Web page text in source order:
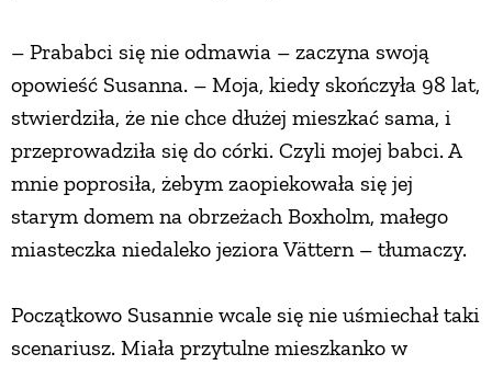
– Prababci się nie odmawia – zaczyna swoją
opowieść Susanna. – Moja, kiedy skończyła 98 lat,
stwierdziła, że nie chce dłużej mieszkać sama, i
przeprowadziła się do córki. Czyli mojej babci. A
mnie poprosiła, żebym zaopiekowała się jej
starym domem na obrzeżach Boxholm, małego
miasteczka niedaleko jeziora Vättern – tłumaczy.
Początkowo Susannie wcale się nie uśmiechał taki
scenariusz. Miała przytulne mieszkanko w